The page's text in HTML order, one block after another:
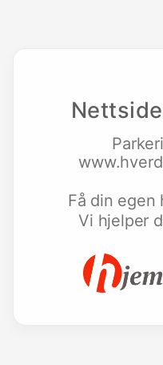
Få din egen
Vi hjelper